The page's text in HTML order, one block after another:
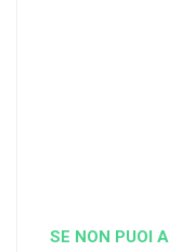
SE NON PUOI